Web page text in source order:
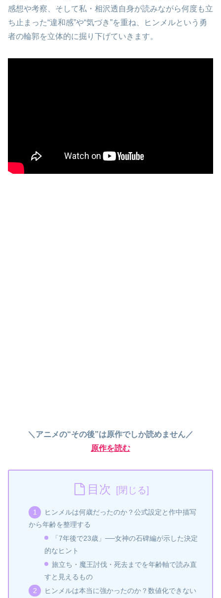
感想や考察、そして私・相沢透自身が読みながら何度も立
ち止まった“違和感”や“気づき”を重ね、ヒンメルという勇
者の輪郭を立体的に掘り下げていきます。
＼アニメの“その後”は原作でしか読めません／
原作を読む
目次
ヒンメルは何歳だったのか？公式設定と作中描写
から年齢を整理する
「7年後で23歳」──女神の石碑編が示した決定
的なヒント
旅立ち・魔王討伐・死去までを年齢軸で読み直
すと見えるもの
ヒンメルは本当に強かったのか？数値化できない